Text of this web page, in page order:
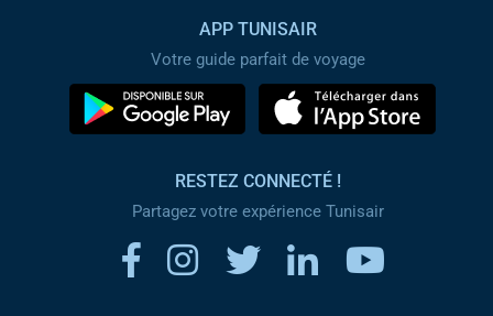
APP TUNISAIR
Votre guide parfait de voyage
RESTEZ CONNECTÉ !
Partagez votre expérience Tunisair